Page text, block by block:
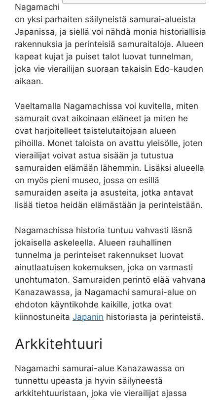
Nagamachi
on yksi parhaiten säilyneistä samurai-alueista
Japanissa, ja siellä voi nähdä monia historiallisia
rakennuksia ja perinteisiä samuraitaloja. Alueen
kapeat kujat ja puiset talot luovat tunnelman,
joka vie vierailijan suoraan takaisin Edo-kauden
aikaan.
Vaeltamalla Nagamachissa voi kuvitella, miten
samurait ovat aikoinaan eläneet ja miten he
ovat harjoitelleet taistelutaitojaan alueen
pihoilla. Monet taloista on avattu yleisölle, joten
vierailijat voivat astua sisään ja tutustua
samuraiden elämään lähemmin. Lisäksi alueella
on myös pieni museo, jossa on esillä
samuraiden aseita ja asusteita, jotka antavat
lisää tietoa heidän elämästään ja perinteistään.
Nagamachissa historia tuntuu vahvasti läsnä
jokaisella askeleella. Alueen rauhallinen
tunnelma ja perinteiset rakennukset luovat
ainutlaatuisen kokemuksen, joka on varmasti
unohtumaton. Samuraiden perintö elää vahvana
Kanazawassa, ja Nagamachi samurai-alue on
ehdoton käyntikohde kaikille, jotka ovat
kiinnostuneita Japanin historiasta ja perinteistä.
Arkkitehtuuri
Nagamachi samurai-alue Kanazawassa on
tunnettu upeasta ja hyvin säilyneestä
arkkitehtuuristaan, joka vie vierailijat ajassa